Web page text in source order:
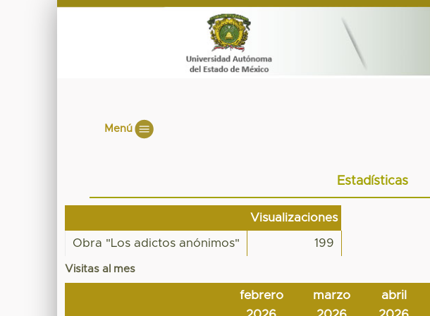
Menú
Estadísticas
Visualizaciones
Obra "Los adictos anónimos" 199
Visitas al mes
febrero
marzo
abril